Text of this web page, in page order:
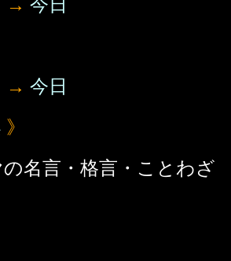
→ 今日
→ 今日
》
名言・格言・ことわざ